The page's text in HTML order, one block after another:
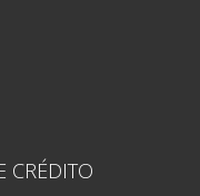
CRÉDITO